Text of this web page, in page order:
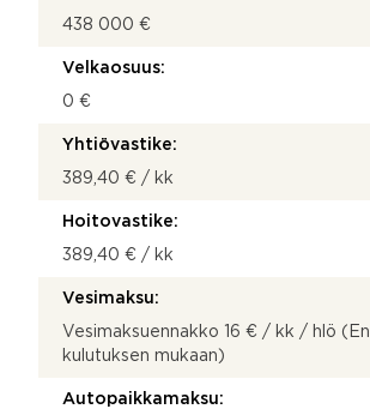
438 000 €
Velkaosuus:
0 €
Yhtiövastike:
389,40 € / kk
Hoitovastike:
389,40 € / kk
Vesimaksu:
Vesimaksuennakko 16 € / kk / hlö
kulutuksen mukaan)
Autopaikkamaksu: